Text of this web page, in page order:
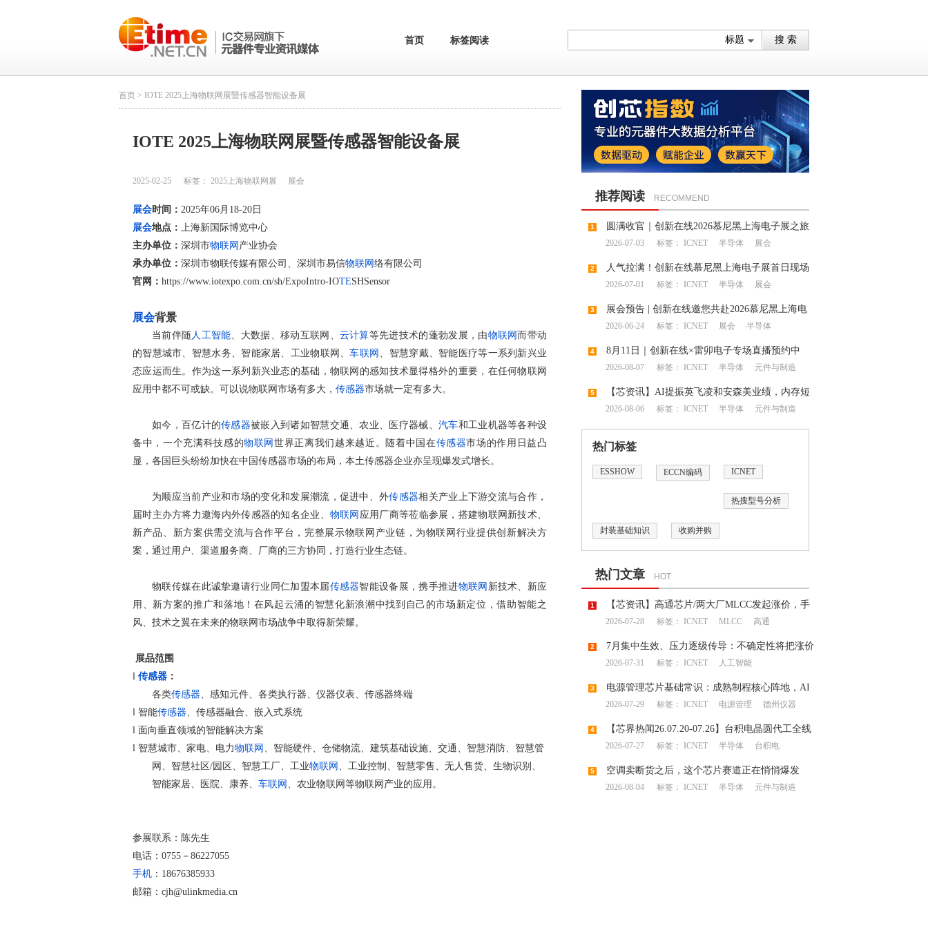
首页 标签阅读
首页 > IOTE 2025上海物联网展暨传感器智能设备展
IOTE 2025上海物联网展暨传感器智能设备展
2025-02-25 标签： 2025上海物联网展 展会
展会时间： 2025年06月18-20日
展会地点： 上海新国际博览中心
主办单位： 深圳市物联网 产业协会
承办单位： 深圳市物联传媒有限公司、深圳市易信物联网 络有限公司
官网： https://www.iotexpo.com.cn/sh/ExpoIntro-IOTESHSensor
展会背景
当前伴随人工智能、大数据、移动互联网、 云计算等先进技术的蓬勃发展，由物联网 而带动
的智慧城市、智慧水务、智能家居、工业物联网、车联网 、智慧穿戴、智能医疗等一系列新兴业
态应运而生。作为这一系列新兴业态的基础，物联网的感知技术显得格外的重要，在任何物联网
应用中都不可或缺。可以说物联网市场有多大， 传感器市场就一定有多大。
如今，百亿计的传感器被嵌入到诸如智慧交通、农业、医疗器械、 汽车和工业机器等各种设
备中，一个充满科技感的物联网世界正离我们越来越近。随着中国在传感器市场的作用日益凸
显，各国巨头纷纷加快在中国传感器市场的布局，本土传感器企业亦呈现爆发式增长。
为顺应当前产业和市场的变化和发展潮流，促进中、外传感器相关产业上下游交流与合作，
届时主办方将力邀海内外传感器的知名企业、 物联网 应用厂商等莅临参展，搭建物联网新技术、
新产品、新方案供需交流与合作平台，完整展示物联网产业链，为物联网行业提供创新解决方
案，通过用户、渠道服务商、厂商的三方协同，打造行业生态链。
物联传媒在此诚挚邀请行业同仁加盟本届传感器智能设备展，携手推进物联网 新技术、新应
用、新方案的推广和落地！在风起云涌的智慧化新浪潮中找到自己的市场新定位，借助智能之
风、技术之翼在未来的物联网市场战争中取得新荣耀。
展品范围
l 传感器 ：
各类传感器、感知元件、各类执行器、仪器仪表、传感器终端
l 智能传感器、传感器融合、嵌入式系统
l 面向垂直领域的智能解决方案
l 智慧城市、家电、电力物联网 、智能硬件、仓储物流、建筑基础设施、交通、智慧消防、智慧管
网、智慧社区/园区、智慧工厂、工业物联网 、工业控制、智慧零售、无人售货、生物识别、
智能家居、医院、康养、 车联网 、农业物联网等物联网产业的应用。
参展联系：陈先生
电话： 0755－86227055
手机 ： 18676385933
邮箱： cjh@ulinkmedia.cn
推荐阅读 RECOMMEND
1
圆满收官｜创新在线2026慕尼黑上海电子展之旅
精彩落幕
2026-07-03 标签： ICNET 半导体 展会
2
人气拉满！创新在线慕尼黑上海电子展首日现场
直击2026-07-01 标签： ICNET 半导体 展会
3
展会预告 | 创新在线邀您共赴2026慕尼黑上海电
子展2026-06-24 标签： ICNET 展会 半导体
4 8月11日｜创新在线×雷卯电子专场直播预约中
2026-08-07 标签： ICNET 半导体 元件与制造
5
【芯资讯】AI提振英飞凌和安森美业绩，内存短
缺预期延续至明年
2026-08-06 标签： ICNET 半导体 元件与制造
热门标签
ESSHOW ECCN编码 ICNET
热搜型号分析
封装基础知识 收购并购
热门文章 HOT
1
【芯资讯】高通芯片/两大厂MLCC发起涨价，手
机供应链产生上下游博弈
2026-07-28 标签： ICNET MLCC 高通
2
7月集中生效、压力逐级传导：不确定性将把涨价
潮带向何处？
2026-07-31 标签： ICNET 人工智能
3
电源管理芯片基础常识：成熟制程核心阵地，AI
时代“一飞冲天”
2026-07-29 标签： ICNET 电源管理 德州仪器
4
【芯界热闻26.07.20-07.26】台积电晶圆代工全线
调涨，意法/德仪业绩大幅提升
2026-07-27 标签： ICNET 半导体 台积电
5 空调卖断货之后，这个芯片赛道正在悄悄爆发
2026-08-04 标签： ICNET 半导体 元件与制造